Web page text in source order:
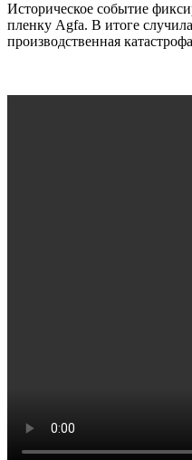
Историческое событие
пленку Agfa. В итоге
производственная